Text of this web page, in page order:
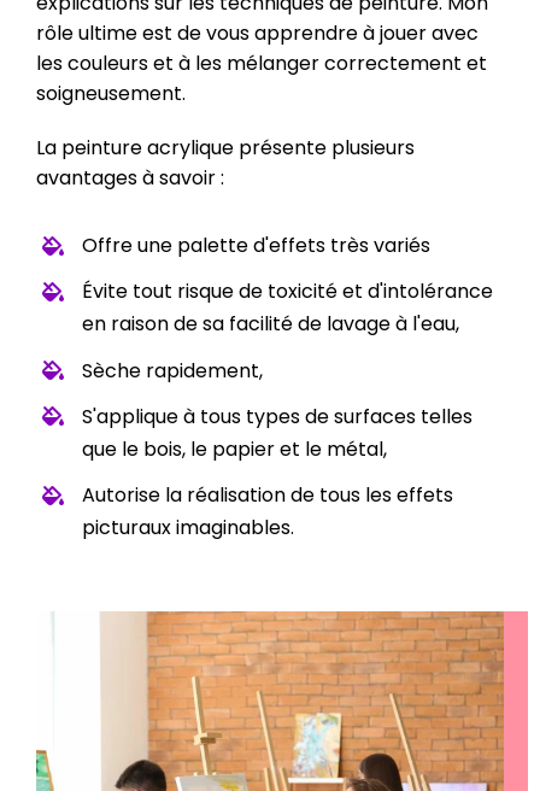
rôle ultime est de vous apprendre à jouer avec
les couleurs et à les mélanger correctement et
soigneusement.
La peinture acrylique présente plusieurs
avantages à savoir :
Offre une palette d'effets très variés
Évite tout risque de toxicité et d'intolérance
en raison de sa facilité de lavage à l'eau,
Sèche rapidement,
S'applique à tous types de surfaces telles
que le bois, le papier et le métal,
Autorise la réalisation de tous les effets
picturaux imaginables.